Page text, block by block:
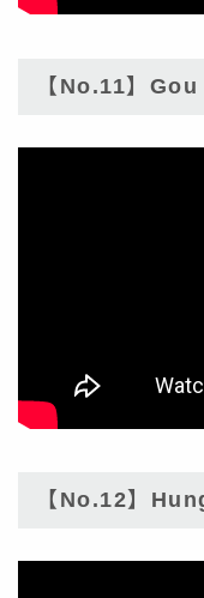
【No.11】
【No.12】